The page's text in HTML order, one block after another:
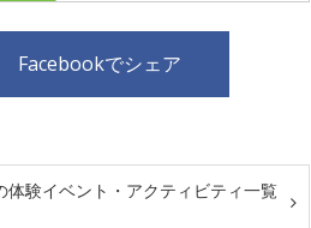
Facebookでシェア
体験イベント・アクティビティ一覧